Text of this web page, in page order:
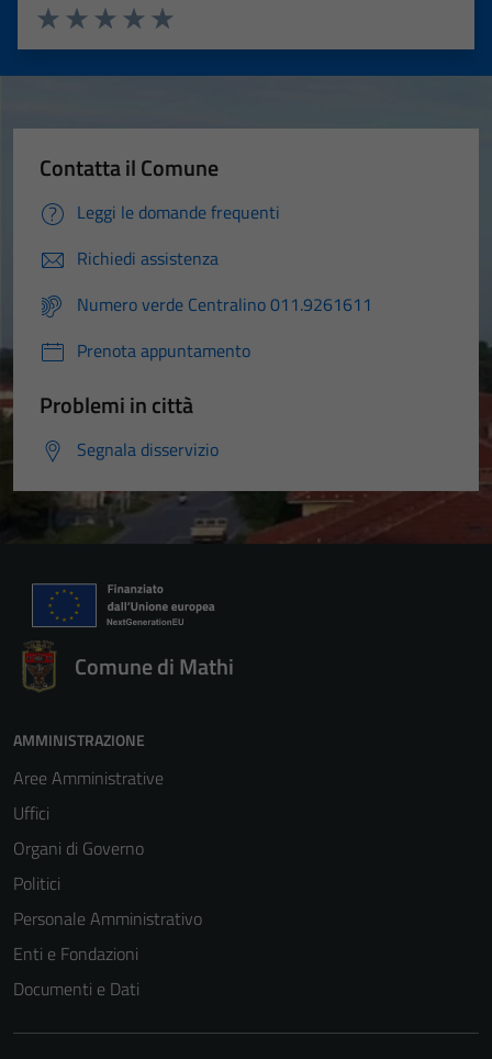
Valuta 5 stelle su 5
Valuta 4 stelle su 5
Valuta 3 stelle su 5
Valuta 2 stelle su 5
Valuta 1 stelle su 5
Contatta il Comune
Leggi le domande frequenti
Richiedi assistenza
Numero verde Centralino 011.9261611
Prenota appuntamento
Problemi in città
Segnala disservizio
Comune di Mathi
AMMINISTRAZIONE
Aree Amministrative
Uffici
Organi di Governo
Politici
Personale Amministrativo
Enti e Fondazioni
Documenti e Dati